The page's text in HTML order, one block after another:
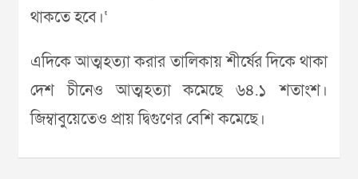
থাকতে হবে।‘
এদিকে আত্মহত্যা করার তালিকায় শীর্ষের দিকে থাকা
দেশ চীনেও আত্মহত্যা কমেছে ৬৪.১ শতাংশ।
জিম্বাবুয়েতেও প্রায় দ্বিগুণের বেশি কমেছে।